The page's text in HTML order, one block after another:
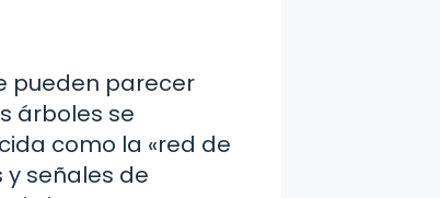
pueden parecer
árboles se
como la «red de
señales de